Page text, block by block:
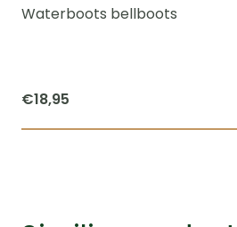
Waterboots bellboots
€18,95